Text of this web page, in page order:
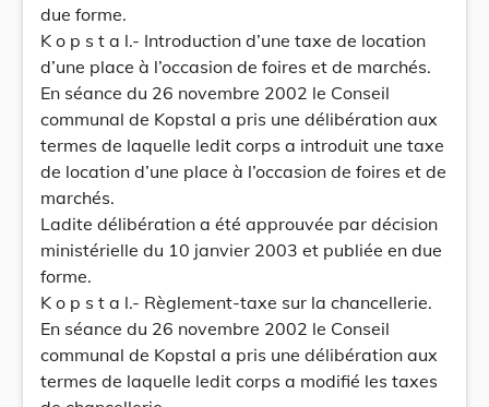
due forme.
K o p s t a l.- Introduction d’une taxe de location
d’une place à l’occasion de foires et de marchés.
En séance du 26 novembre 2002 le Conseil
communal de Kopstal a pris une délibération aux
termes de laquelle ledit corps a introduit une taxe
de location d’une place à l’occasion de foires et de
marchés.
Ladite délibération a été approuvée par décision
ministérielle du 10 janvier 2003 et publiée en due
forme.
K o p s t a l.- Règlement-taxe sur la chancellerie.
En séance du 26 novembre 2002 le Conseil
communal de Kopstal a pris une délibération aux
termes de laquelle ledit corps a modifié les taxes